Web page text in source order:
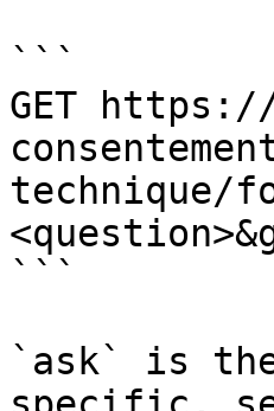
```
GET
technique/
```
`ask` is